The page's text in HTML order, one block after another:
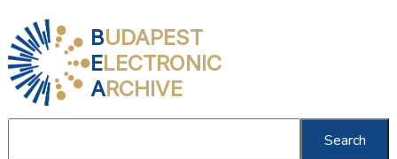
BUDAPEST
ELECTRONIC
ARCHIVE
Search